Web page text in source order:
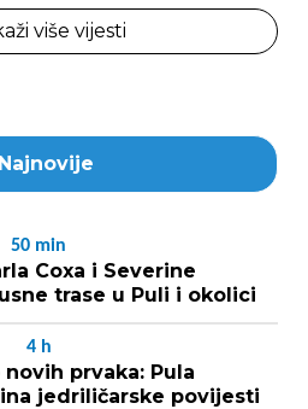
više vijesti
Najnovije
50 min
Coxa i Severine
trase u Puli i okolici
4 h
prvaka: Pula
jedriličarske povijesti